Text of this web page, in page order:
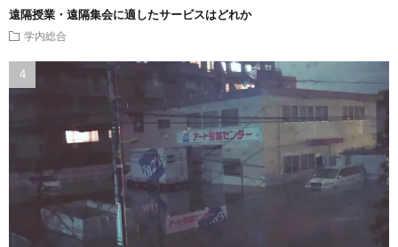
遠隔授業・遠隔集会に適したサービスはどれか
学内総合